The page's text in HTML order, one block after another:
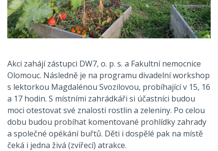
Akci zahájí zástupci DW7, o. p. s. a Fakultní nemocnice
Olomouc. Následně je na programu divadelní workshop
s lektorkou Magdalénou Svozilovou, probíhající v 15, 16
a 17 hodin. S místními zahrádkáři si účastníci budou
moci otestovat své znalosti rostlin a zeleniny. Po celou
dobu budou probíhat komentované prohlídky zahrady
a společné opékání buřtů. Děti i dospělé pak na místě
čeká i jedna živá (zvířecí) atrakce.